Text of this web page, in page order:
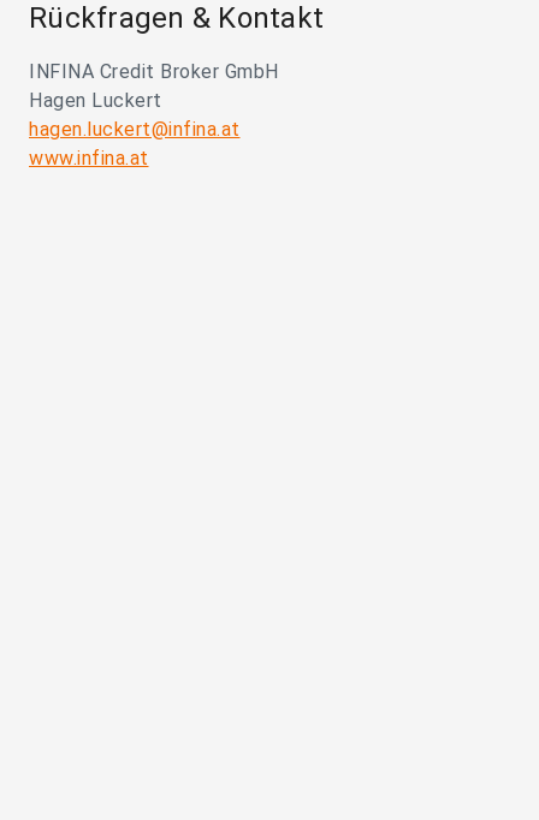
Rückfragen & Kontakt
INFINA Credit Broker GmbH
Hagen Luckert
hagen.luckert@infina.at
www.infina.at